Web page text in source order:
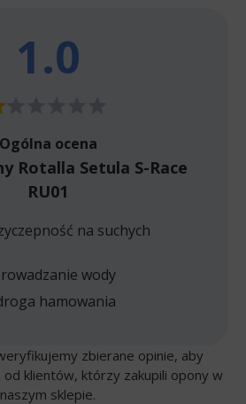
1.0
Ogólna ocena
Rotalla Setula S-Race
RU01
na suchych
wody
hamowania
zbierane opinie, aby
od klientów, którzy zakupili opony w
naszym sklepie.